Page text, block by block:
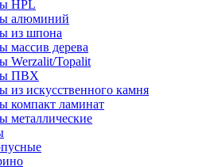
HPL
алюминий
из шпона
массив дерева
Werzalit/Topalit
ПВХ
из искусственного камня
компакт ламинат
металлические